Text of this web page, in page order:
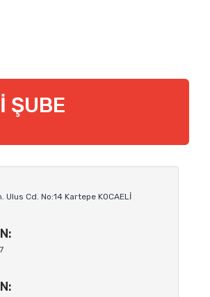
ŞUBE
Ulus Cd. No:14 Kartepe KOCAELİ